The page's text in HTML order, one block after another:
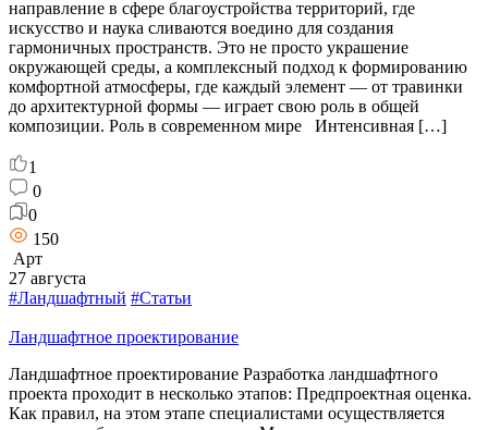
направление в сфере благоустройства территорий, где
искусство и наука сливаются воедино для создания
гармоничных пространств. Это не просто украшение
окружающей среды, а комплексный подход к формированию
комфортной атмосферы, где каждый элемент — от травинки
до архитектурной формы — играет свою роль в общей
композиции. Роль в современном мире Интенсивная […]
1
0
0
150
Арт
27 августа
#Ландшафтный #Статьи
Ландшафтное проектирование
Ландшафтное проектирование Разработка ландшафтного
проекта проходит в несколько этапов: Предпроектная оценка.
Как правил, на этом этапе специалистами осуществляется